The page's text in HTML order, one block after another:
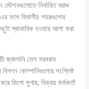
নির্ধারিত বরাদ্দ
ফলে বিভাগীয় শহরগুলোর
স্বাভাবিক হওয়ার আশা করা
জ্বালানি তেল সরবরাহ
বিপণন কোম্পানিগুলোর সংশ্লিষ্ট
ডিপো সুপার, বিক্রয় কর্মকর্তা